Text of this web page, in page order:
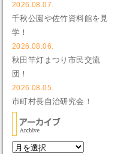
2026.08.07.
千秋公園や佐竹資料館を見
学！
2026.08.06.
秋田竿灯まつり市民交流
団！
2026.08.05.
市町村長自治研究会！